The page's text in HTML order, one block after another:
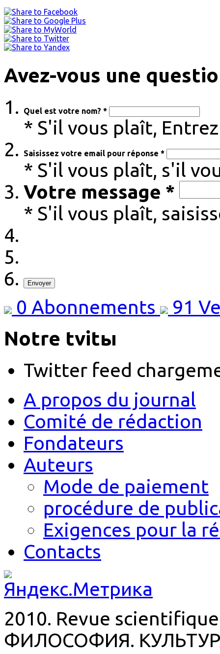
Avez-vous une
Quel est votre nom? *
* S'il vous plaît,
Saisissez votre email pour réponse *
* S'il vous plaît, s'il
Votre message *
* S'il vous plaît,
Envoyer
0 Abonnements 91
Notre tvitы
Twitter feed
A propos du journal
Comité de rédaction
Fondateurs
Auteurs
Mode de paiement
procédure de
Exigences pour la
Contacts
2010. Revue
ФИЛОСОФИЯ.